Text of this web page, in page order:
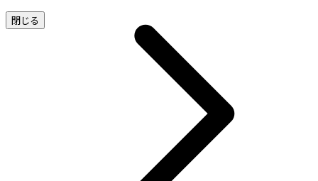
閉じる